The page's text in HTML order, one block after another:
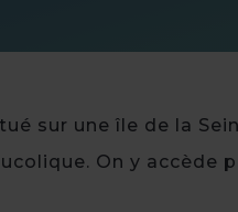
sur une île de la
On y accède